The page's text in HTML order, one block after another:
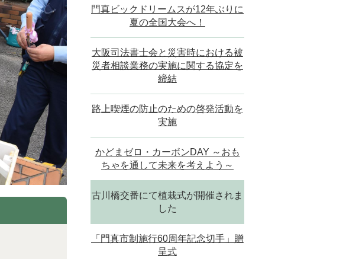
門真ビックドリームスが12年ぶりに
夏の全国大会へ！
大阪司法書士会と災害時における被
災者相談業務の実施に関する協定を
締結
路上喫煙の防止のための啓発活動を
実施
かどまゼロ・カーボンDAY ～おも
ちゃを通して未来を考えよう～
古川橋交番にて植栽式が開催されま
した
「門真市制施行60周年記念切手」贈
呈式